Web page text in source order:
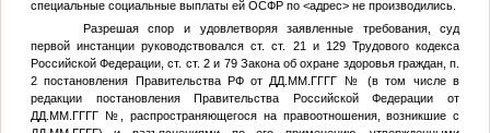
специальные социальные выплаты ей ОСФР по <адрес>не производились.
Разрешая спор и удовлетворяя заявленные требования, суд
первой инстанции руководствовался ст. ст. 21 и 129 Трудового кодекса
Российской Федерации, ст. ст. 2 и 79 Закона об охране здоровья граждан, п.
2 постановления Правительства РФ от ДД.ММ.ГГГГ №
(в том числе в
редакции постановления Правительства Российской Федерации от
ДД.ММ.ГГГГ №
, распространяющегося на правоотношения, возникшие с